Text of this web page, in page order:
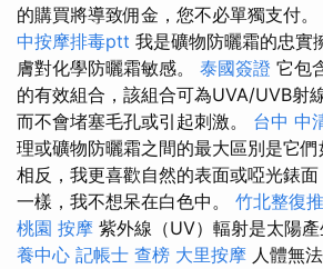
的購買將導致佣金，您不必單獨支付。
中按摩排毒ptt 我是礦物防曬霜的忠實
膚對化學防曬霜敏感。 泰國簽證 它包
的有效組合，該組合可為UVA/UVB射
而不會堵塞毛孔或引起刺激。 台中 中
理或礦物防曬霜之間的最大區別是它們
相反，我更喜歡自然的表面或啞光錶
一樣，我不想呆在白色中。 竹北整復
桃園 按摩 紫外線（UV）輻射是太陽產
養中心 記帳士 查榜 大里按摩 人體無